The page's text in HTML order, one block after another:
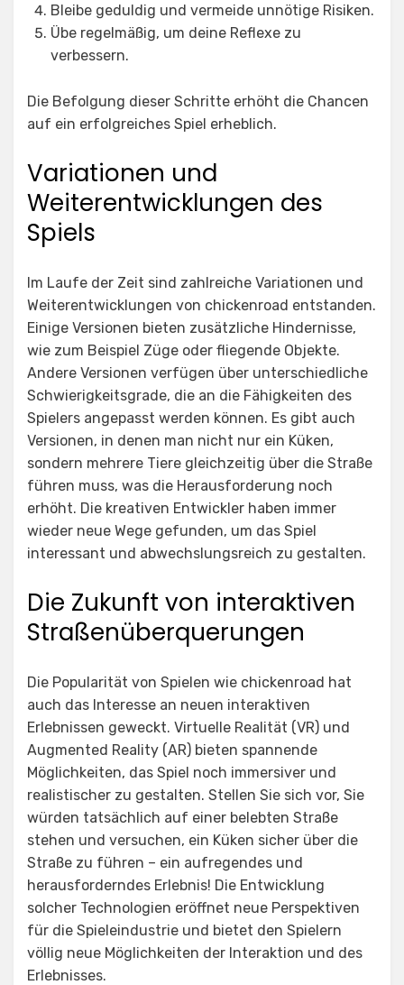
Bleibe geduldig und vermeide unnötige Risiken.
Übe regelmäßig, um deine Reflexe zu
verbessern.
Die Befolgung dieser Schritte erhöht die Chancen
auf ein erfolgreiches Spiel erheblich.
Variationen und
Weiterentwicklungen des
Spiels
Im Laufe der Zeit sind zahlreiche Variationen und
Weiterentwicklungen von chickenroad entstanden.
Einige Versionen bieten zusätzliche Hindernisse,
wie zum Beispiel Züge oder fliegende Objekte.
Andere Versionen verfügen über unterschiedliche
Schwierigkeitsgrade, die an die Fähigkeiten des
Spielers angepasst werden können. Es gibt auch
Versionen, in denen man nicht nur ein Küken,
sondern mehrere Tiere gleichzeitig über die Straße
führen muss, was die Herausforderung noch
erhöht. Die kreativen Entwickler haben immer
wieder neue Wege gefunden, um das Spiel
interessant und abwechslungsreich zu gestalten.
Die Zukunft von interaktiven
Straßenüberquerungen
Die Popularität von Spielen wie chickenroad hat
auch das Interesse an neuen interaktiven
Erlebnissen geweckt. Virtuelle Realität (VR) und
Augmented Reality (AR) bieten spannende
Möglichkeiten, das Spiel noch immersiver und
realistischer zu gestalten. Stellen Sie sich vor, Sie
würden tatsächlich auf einer belebten Straße
stehen und versuchen, ein Küken sicher über die
Straße zu führen – ein aufregendes und
herausforderndes Erlebnis! Die Entwicklung
solcher Technologien eröffnet neue Perspektiven
für die Spieleindustrie und bietet den Spielern
völlig neue Möglichkeiten der Interaktion und des
Erlebnisses.